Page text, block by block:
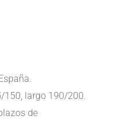
largo 190/200.
de